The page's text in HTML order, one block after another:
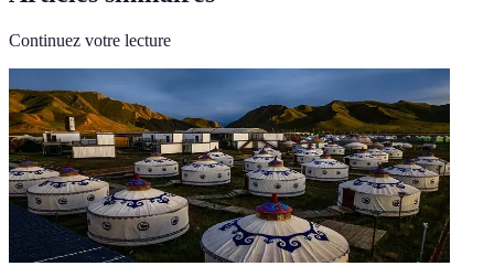
Continuez votre lecture